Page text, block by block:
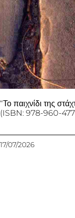
“Το παιχνίδι της
(ISBN: 978-960-
17/07/2026